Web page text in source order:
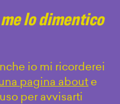
lo dimentico
io mi ricorderei
pagina about e
per avvisarti